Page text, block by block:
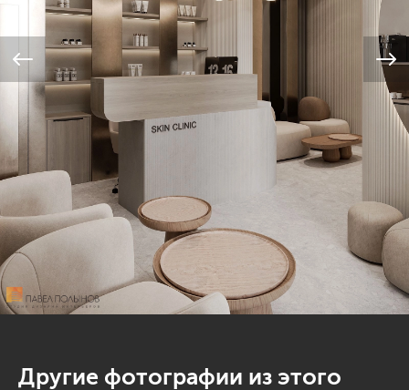
Другие фотографии из этого